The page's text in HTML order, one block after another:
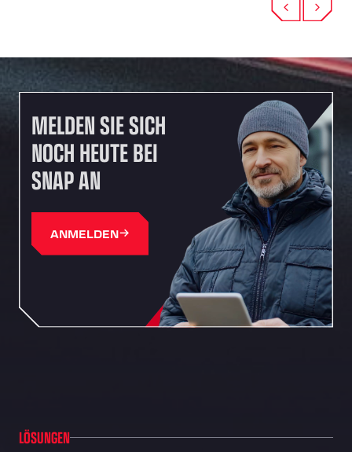
Previous
Next
MELDEN SIE SICH
NOCH HEUTE BEI
SNAP AN
ANMELDEN
LÖSUNGEN